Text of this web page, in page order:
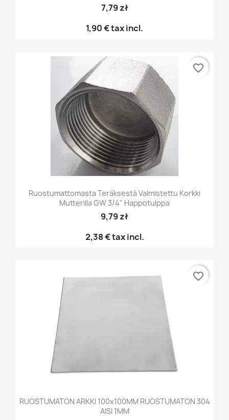
7,79 zł
1,90 €tax incl.
Ruostumattomasta Teräksestä Valmistettu Korkki
Mutterilla GW 3/4" Happotulppa
9,79 zł
2,38 €tax incl.
favorite_border
RUOSTUMATON ARKKI 100x100MM RUOSTUMATON 304
AISI 1MM
favorite_border